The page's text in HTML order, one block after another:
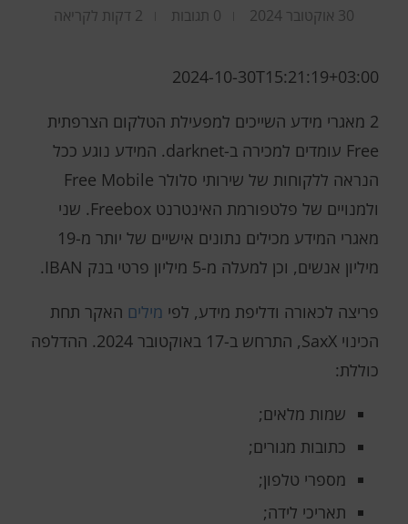
30 אוקטובר 2024 0 תגובות 2 דקות לקריאה
2024-10-30T15:21:19+03:00
2 מאגרי מידע השייכים למפעילת הטלקום הצרפתית
Free עומדים למכירה ב-darknet. המידע נוגע ככל
הנראה ללקוחות של שירותי סלולר Free Mobile
ולמנויים של פלטפורמת האינטרנט Freebox. שני
מאגרי המידע מכילים נתונים אישיים של יותר מ-19
מיליון אנשים, וכן למעלה מ-5 מיליון פרטי בנק IBAN.
פריצה לכאורה ודליפת מידע, לפי מילים האקר תחת
הכינוי SaxX, התרחש ב-17 באוקטובר 2024. ההדלפה
כוללת:
שמות מלאים;
כתובות מגורים;
מספרי טלפון;
תאריכי לידה;